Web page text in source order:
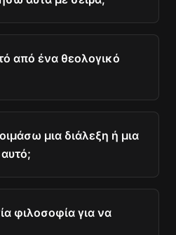
από ένα θεολογικό
μια διάλεξη ή μια
φιλοσοφία για να